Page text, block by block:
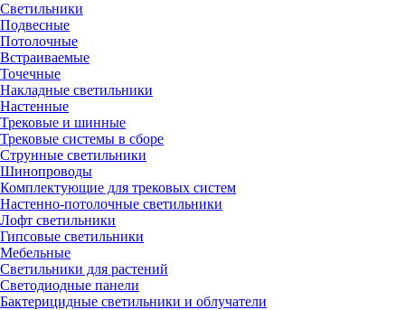
Светильники
Подвесные
Потолочные
Встраиваемые
Точечные
Накладные светильники
Настенные
Трековые и шинные
Трековые системы в сборе
Струнные светильники
Шинопроводы
Комплектующие для трековых систем
Настенно-потолочные светильники
Лофт светильники
Гипсовые светильники
Мебельные
Светильники для растений
Светодиодные панели
Бактерицидные светильники и облучатели